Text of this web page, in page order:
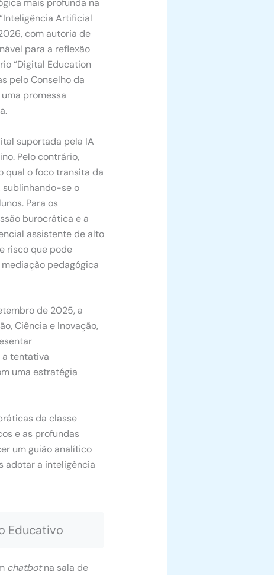
mais profunda na
Artificial
com autoria de
para a reflexão
“Digital Education
pelo Conselho da
promessa
suportada pela IA
Pelo contrário,
qual o foco transita da
se o
Para os
burocrática e a
assistente de alto
risco que pode
pedagógica
de 2025, a
Ciência e Inovação,
a tentativa
uma estratégia
da classe
e as profundas
um guião analítico
adotar a inteligência
Educativo
chatbotna sala de